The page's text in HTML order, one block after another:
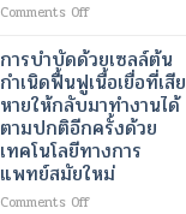
ใหม่
ความ
ปลอดภัย
ของ
ผู้
ป่วย
ความ
สมัย
ใหม่
เพื่อ
ผิว
ที่
กระจ่าง
ใส
และ
Comments Offon
แก
รม
แวน
ควิช
เทคโนโลยี
สมัย
ใหม่
เพื่อ
การบำบัดด้วยเซลล์ต้น
กำเนิดฟื้นฟูเนื้อเยื่อที่เสีย
หายให้กลับมาทำงานได้
ตามปกติอีกครั้งด้วย
เทคโนโลยีทางการ
แพทย์สมัยใหม่
Comments Offon